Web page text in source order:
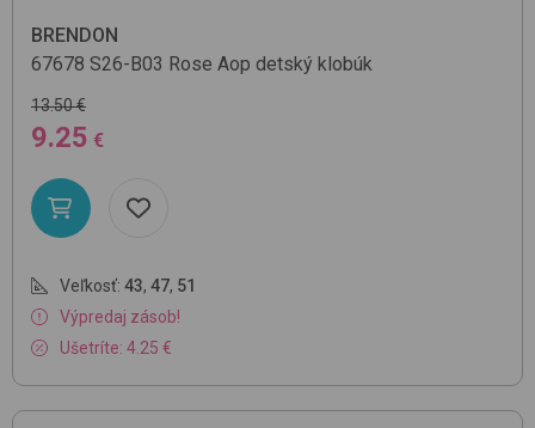
BRENDON
67678 S26-B03 Rose Aop detský klobúk
13.50 €
9.25 €
Veľkosť: 43, 47, 51
Výpredaj zásob!
Ušetríte: 4.25 €